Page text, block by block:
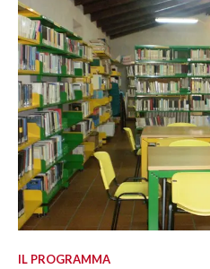
IL PROGRAMMA